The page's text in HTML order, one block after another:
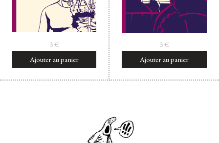
3€
Ajouter au panier
3€
Ajouter au panier